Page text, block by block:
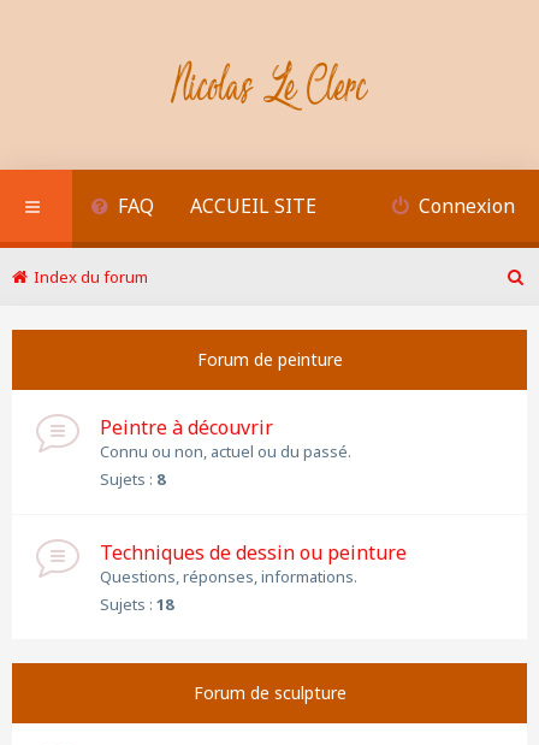
FAQ ACCUEIL SITE Connexion
Index du forum
Forum de peinture
Peintre à découvrir
Connu ou non, actuel ou du passé.
Sujets : 8
Techniques de dessin ou peinture
Questions, réponses, informations.
Sujets : 18
Forum de sculpture